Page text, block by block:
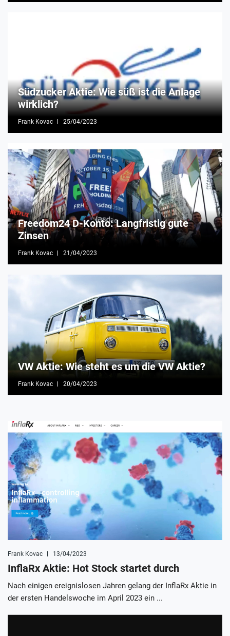
Südzucker Aktie: Wie süß ist die Anlage
wirklich?
Frank Kovac 25/04/2023
Freedom24 D-Konto: Langfristig gute
Zinsen
Frank Kovac 21/04/2023
VW Aktie: Wie steht es um die VW Aktie?
Frank Kovac 20/04/2023
Frank Kovac 13/04/2023
InflaRx Aktie: Hot Stock startet durch
Nach einigen ereignislosen Jahren gelang der InflaRx Aktie in
der ersten Handelswoche im April 2023 ein ...